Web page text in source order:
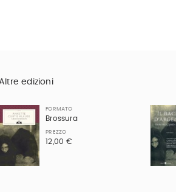
edizioni
FORMATO
Brossura
PREZZO
12,00 €